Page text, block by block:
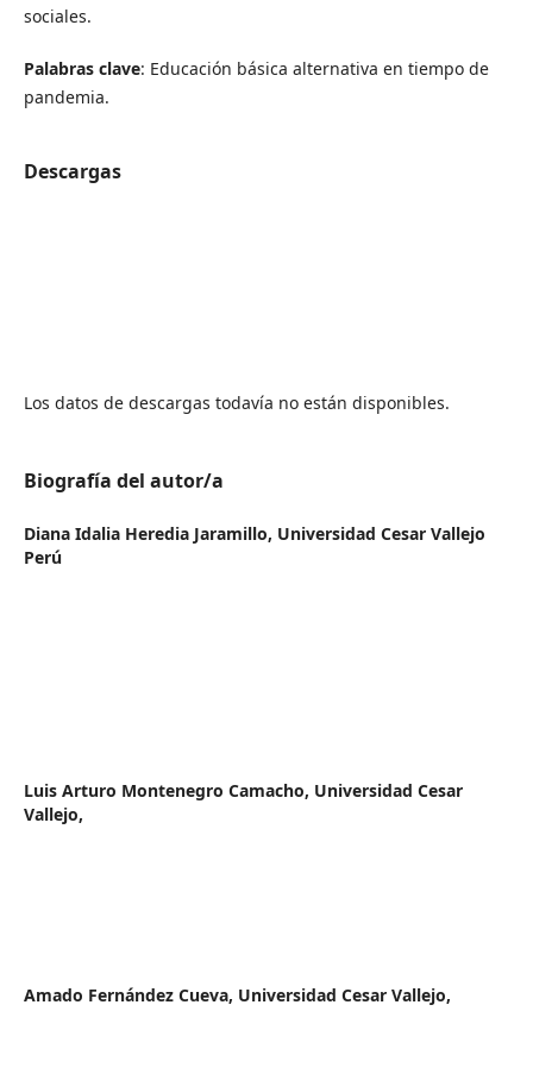
sociales.
Palabras clave: Educación básica alternativa en tiempo de
pandemia.
Descargas
Los datos de descargas todavía no están disponibles.
Biografía del autor/a
Diana Idalia Heredia Jaramillo, Universidad Cesar Vallejo
Perú
Luis Arturo Montenegro Camacho, Universidad Cesar
Vallejo,
Amado Fernández Cueva, Universidad Cesar Vallejo,